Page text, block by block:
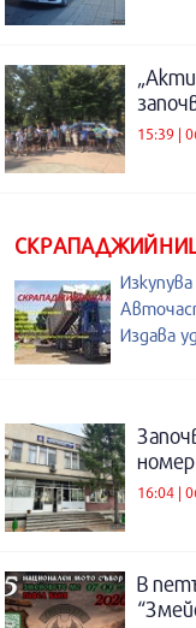
15:39 |
Издава
16:04 |
В